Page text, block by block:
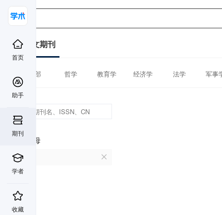
首页
助手
期刊
学者
收藏
中文期刊
全部 哲学 教育学 经济学 法学 军事
首字母
P